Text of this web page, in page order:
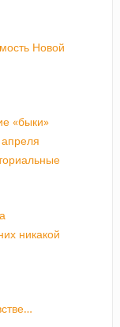
Новой
«быки»
никакой